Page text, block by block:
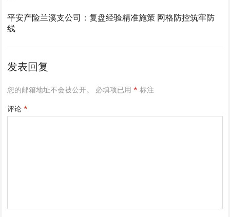
平安产险兰溪支公司：复盘经验精准施策 网格防控筑牢防
线
发表回复
您的邮箱地址不会被公开。 必填项已用* 标注
评论*